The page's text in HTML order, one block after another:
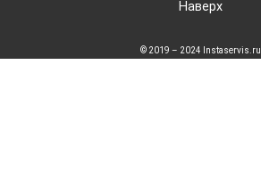
Наверх
© 2019 – 2024 Instaservis.ru